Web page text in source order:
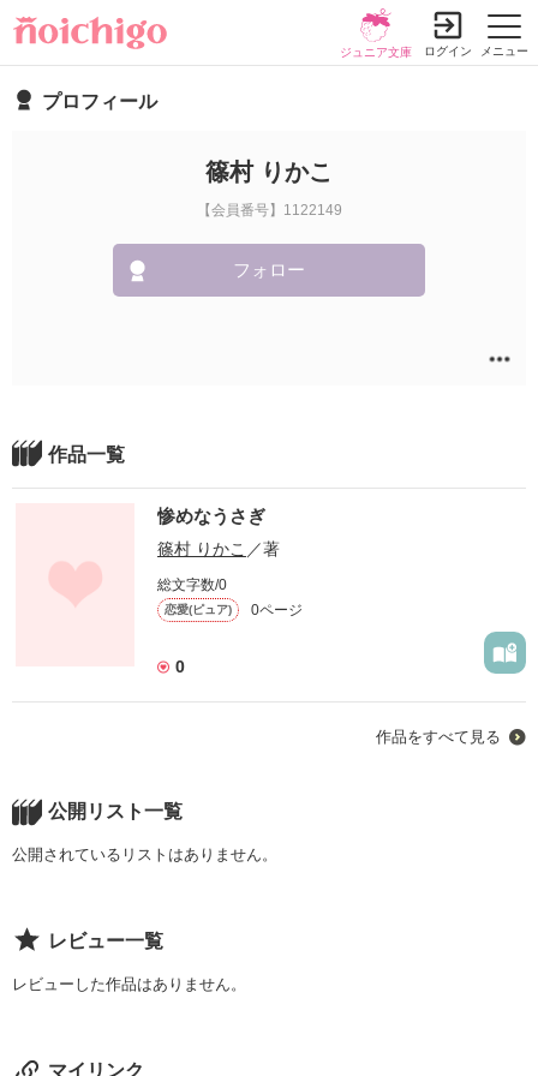
メニュー
ジュニア文庫 ログイン
プロフィール
篠村 りかこ
【会員番号】1122149
フォロー
作品一覧
惨めなうさぎ
篠村 りかこ ／著
総文字数/0
恋愛(ピュア) 0ページ
0
作品をすべて見る
公開リスト一覧
公開されているリストはありません。
レビュー一覧
レビューした作品はありません。
マイリンク